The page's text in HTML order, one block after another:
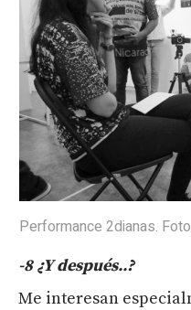
Performance 2dianas.
-8¿Ydespués..?
Me interesan